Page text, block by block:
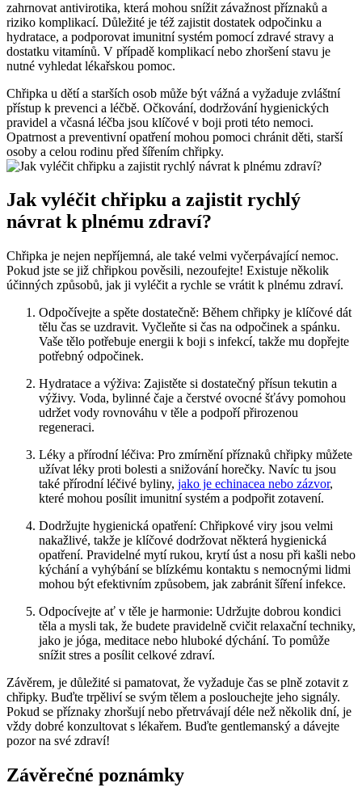
zahrnovat antivirotika, která mohou snížit závažnost příznaků a
riziko komplikací. Důležité je též zajistit dostatek odpočinku a
hydratace, a podporovat imunitní systém pomocí zdravé stravy a
dostatku vitamínů. V případě komplikací nebo zhoršení stavu je
nutné vyhledat lékařskou pomoc.
Chřipka u dětí a starších osob může být vážná a vyžaduje zvláštní
přístup k prevenci a léčbě. Očkování, dodržování hygienických
pravidel a včasná léčba jsou klíčové v boji proti této nemoci.
Opatrnost a preventivní opatření mohou pomoci chránit děti, starší
osoby a celou rodinu před šířením chřipky.
Jak vyléčit chřipku a zajistit rychlý
návrat k plnému zdraví?
Chřipka je nejen nepříjemná, ale také velmi vyčerpávající nemoc.
Pokud jste se již chřipkou pověsili, nezoufejte! Existuje několik
účinných způsobů, jak ji vyléčit a rychle se vrátit k plnému zdraví.
Odpočívejte a spěte dostatečně: Během chřipky je klíčové dát
tělu čas se uzdravit. Vyčleňte si čas na odpočinek a spánku.
Vaše tělo potřebuje energii k boji s infekcí, takže mu dopřejte
potřebný odpočinek.
Hydratace a výživa: Zajistěte si dostatečný přísun tekutin a
výživy. Voda, bylinné čaje a čerstvé ovocné šťávy pomohou
udržet vody rovnováhu v těle a podpoří přirozenou
regeneraci.
Léky a přírodní léčiva: Pro zmírnění příznaků chřipky můžete
užívat léky proti bolesti a snižování horečky. Navíc tu jsou
také přírodní léčivé byliny, jako je echinacea nebo zázvor,
které mohou posílit imunitní systém a podpořit zotavení.
Dodržujte hygienická opatření: Chřipkové viry jsou velmi
nakažlivé, takže je klíčové dodržovat některá hygienická
opatření. Pravidelné mytí rukou, krytí úst a nosu při kašli nebo
kýchání a vyhýbání se blízkému kontaktu s nemocnými lidmi
mohou být efektivním způsobem, jak zabránit šíření infekce.
Odpocívejte ať v těle je harmonie: Udržujte dobrou kondici
těla a mysli tak, že budete pravidelně cvičit relaxační techniky,
jako je jóga, meditace nebo hluboké dýchání. To pomůže
snížit stres a posílit celkové zdraví.
Závěrem, je důležité si pamatovat, že vyžaduje čas se plně zotavit z
chřipky. Buďte trpěliví se svým tělem a poslouchejte jeho signály.
Pokud se příznaky zhoršují nebo přetrvávají déle než několik dní, je
vždy dobré konzultovat s lékařem. Buďte gentlemanský a dávejte
pozor na své zdraví!
Závěrečné poznámky